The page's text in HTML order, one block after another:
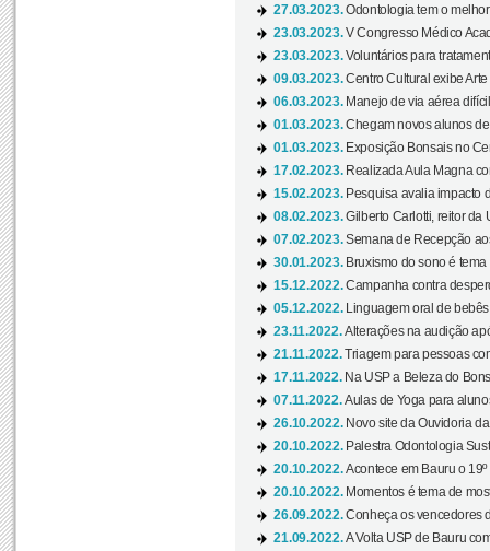
27.03.2023.Odontologia tem o
23.03.2023.V Congresso Médico
23.03.2023.Voluntários para
09.03.2023.Centro Cultural exibe
06.03.2023. Manejo de via aérea
01.03.2023.Chegam novos alunos
01.03.2023. Exposição Bonsais no
17.02.2023. Realizada Aula Magna
15.02.2023. Pesquisa avalia impacto
08.02.2023.Gilberto Carlotti, reitor da
07.02.2023.Semana de Recepção
30.01.2023. Bruxismo do sono é
15.12.2022.Campanha contra
05.12.2022.
Linguagem oral de
23.11.2022.Alterações na audição
21.11.2022.Triagem para pessoas
17.11.2022. Na USP a Beleza do
07.11.2022.Aulas de Yoga para
26.10.2022. Novo site da Ouvidoria
20.10.2022. Palestra Odontologia
20.10.2022.Acontece em Bauru o 19º
20.10.2022. Momentos é tema de
26.09.2022.Conheça os vencedores
21.09.2022.A Volta USP de Bauru